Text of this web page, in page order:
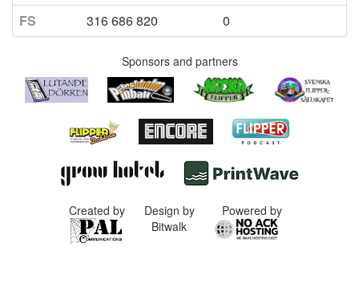
FS 316 686 820 0
Sponsors and partners
Created by
Design by
Bitwalk
Powered by